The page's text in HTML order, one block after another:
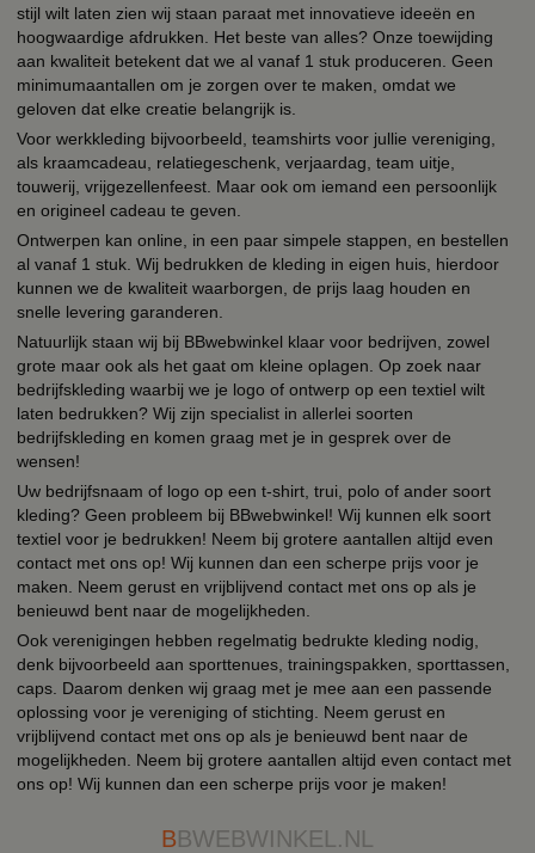
stijl wilt laten zien wij staan paraat met innovatieve ideeën en
hoogwaardige afdrukken. Het beste van alles? Onze toewijding
aan kwaliteit betekent dat we al vanaf 1 stuk produceren. Geen
minimumaantallen om je zorgen over te maken, omdat we
geloven dat elke creatie belangrijk is.
Voor werkkleding bijvoorbeeld, teamshirts voor jullie vereniging,
als kraamcadeau, relatiegeschenk, verjaardag, team uitje,
touwerij, vrijgezellenfeest. Maar ook om iemand een persoonlijk
en origineel cadeau te geven.
Ontwerpen kan online, in een paar simpele stappen, en bestellen
al vanaf 1 stuk. Wij bedrukken de kleding in eigen huis, hierdoor
kunnen we de kwaliteit waarborgen, de prijs laag houden en
snelle levering garanderen.
Natuurlijk staan wij bij BBwebwinkel klaar voor bedrijven, zowel
grote maar ook als het gaat om kleine oplagen. Op zoek naar
bedrijfskleding waarbij we je logo of ontwerp op een textiel wilt
laten bedrukken? Wij zijn specialist in allerlei soorten
bedrijfskleding en komen graag met je in gesprek over de
wensen!
Uw bedrijfsnaam of logo op een t-shirt, trui, polo of ander soort
kleding? Geen probleem bij BBwebwinkel! Wij kunnen elk soort
textiel voor je bedrukken! Neem bij grotere aantallen altijd even
contact met ons op! Wij kunnen dan een scherpe prijs voor je
maken. Neem gerust en vrijblijvend contact met ons op als je
benieuwd bent naar de mogelijkheden.
Ook verenigingen hebben regelmatig bedrukte kleding nodig,
denk bijvoorbeeld aan sporttenues, trainingspakken, sporttassen,
caps. Daarom denken wij graag met je mee aan een passende
oplossing voor je vereniging of stichting. Neem gerust en
vrijblijvend contact met ons op als je benieuwd bent naar de
mogelijkheden. Neem bij grotere aantallen altijd even contact met
ons op! Wij kunnen dan een scherpe prijs voor je maken!
BBWEBWINKEL.NL